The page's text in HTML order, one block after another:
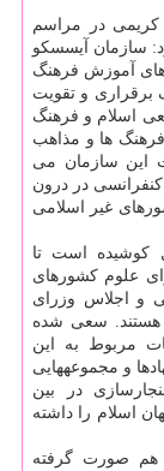
كریمی در مراسم
سازمان آیسسكو
آموزش فرهنگ
برقراری و تقویت
اسلام و فرهنگ
فرهنگ ها و مذاهب
از فعالیت این سازمان می
و كنفرانسی در درون
غیر اسلامی
آیسسكو طی این ۴۰ سال كوشیده است تا
علوم كشورهای
و اجلاس وزرای
هستند. سعی شده
مربوط به این
و مجموعههایی
در بین
اسلام را داشته
هم صورت گرفته